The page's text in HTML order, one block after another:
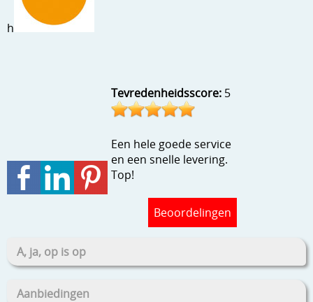
Stans machine en embossing machines
Wat nog, een creatief kijkje
h
Tevredenheidsscore: 5
Een hele goede service
en een snelle levering.
Top!
Beoordelingen
A, ja, op is op
Aanbiedingen